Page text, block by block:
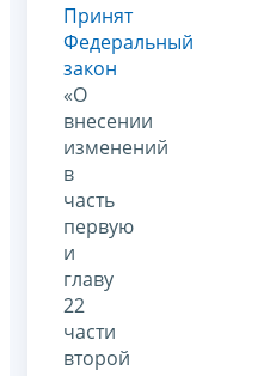
Принят
Федеральный
закон
«О
внесении
изменений
в
часть
первую
и
главу
22
части
второй